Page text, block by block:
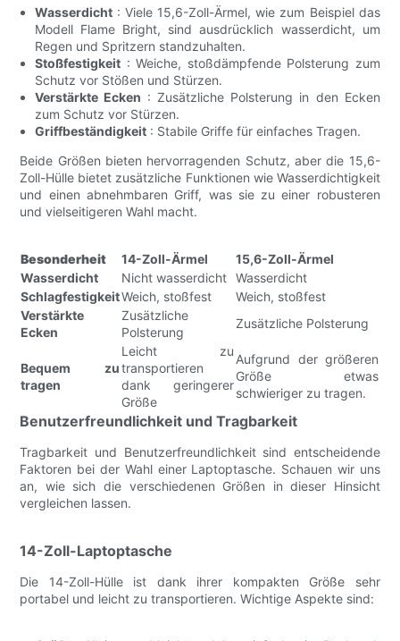
Wasserdicht : Viele 15,6-Zoll-Ärmel, wie zum Beispiel das
Modell Flame Bright, sind ausdrücklich wasserdicht, um
Regen und Spritzern standzuhalten.
Stoßfestigkeit : Weiche, stoßdämpfende Polsterung zum
Schutz vor Stößen und Stürzen.
Verstärkte Ecken : Zusätzliche Polsterung in den Ecken
zum Schutz vor Stürzen.
Griffbeständigkeit : Stabile Griffe für einfaches Tragen.
Beide Größen bieten hervorragenden Schutz, aber die 15,6-
Zoll-Hülle bietet zusätzliche Funktionen wie Wasserdichtigkeit
und einen abnehmbaren Griff, was sie zu einer robusteren
und vielseitigeren Wahl macht.
Besonderheit 14-Zoll-Ärmel
15,6-Zoll-Ärmel
Wasserdicht
Nicht wasserdicht
Wasserdicht
SchlagfestigkeitWeich, stoßfest
Weich, stoßfest
Verstärkte
Ecken
Zusätzliche
Polsterung
Zusätzliche Polsterung
Bequem zu
tragen
Leicht zu
transportieren
dank geringerer
Größe
Aufgrund der größeren
Größe etwas
schwieriger zu tragen.
Benutzerfreundlichkeit und Tragbarkeit
Tragbarkeit und Benutzerfreundlichkeit sind entscheidende
Faktoren bei der Wahl einer Laptoptasche. Schauen wir uns
an, wie sich die verschiedenen Größen in dieser Hinsicht
vergleichen lassen.
14-Zoll-Laptoptasche
Die 14-Zoll-Hülle ist dank ihrer kompakten Größe sehr
portabel und leicht zu transportieren. Wichtige Aspekte sind: